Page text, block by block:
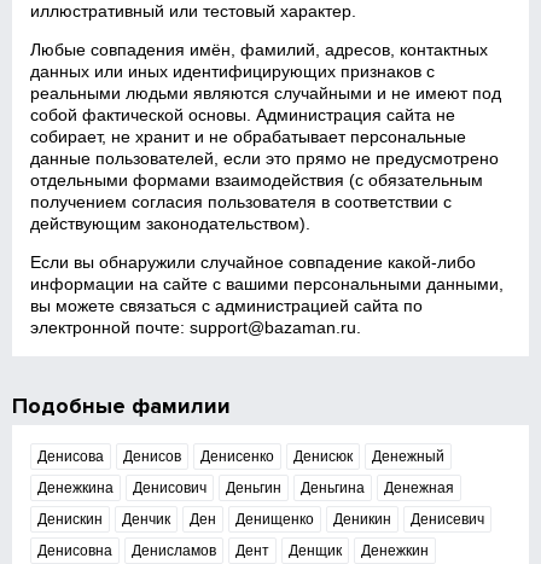
иллюстративный или тестовый характер.
Любые совпадения имён, фамилий, адресов, контактных
данных или иных идентифицирующих признаков с
реальными людьми являются случайными и не имеют под
собой фактической основы. Администрация сайта не
собирает, не хранит и не обрабатывает персональные
данные пользователей, если это прямо не предусмотрено
отдельными формами взаимодействия (с обязательным
получением согласия пользователя в соответствии с
действующим законодательством).
Если вы обнаружили случайное совпадение какой‑либо
информации на сайте с вашими персональными данными,
вы можете связаться с администрацией сайта по
электронной почте:support@bazaman.ru
Подобные фамилии
Денисова Денисов Денисенко Денисюк
Денежный
Денежкина
Денисович Деньгин Деньгина
Денежная
Денискин
Денчик Ден Денищенко Деникин
Денисевич
Денисовна
Денисламов Дент Денщик Денежкин